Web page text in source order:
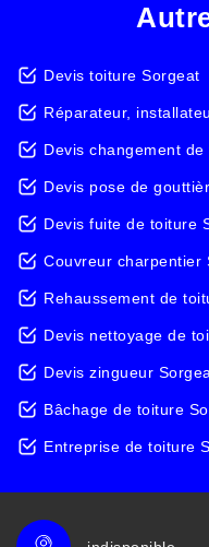
Devis toiture Sorgeat
Réparateur,
Devis changement
Devis pose de
Devis fuite de toiture
Couvreur charpentier
Rehaussement de
Devis nettoyage de
Devis zingueur
Bâchage de toiture
Entreprise de toiture